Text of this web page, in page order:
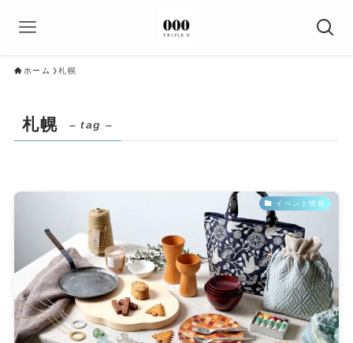
ホーム 札幌
札幌 – tag –
イベント情報